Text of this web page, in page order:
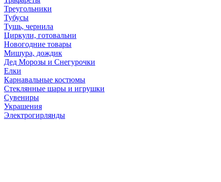
Треугольники
Тубусы
Тушь, чернила
Циркули, готовальни
Новогодние товары
Мишура, дождик
Дед Морозы и Снегурочки
Елки
Карнавальные костюмы
Стеклянные шары и игрушки
Сувениры
Украшения
Электрогирлянды